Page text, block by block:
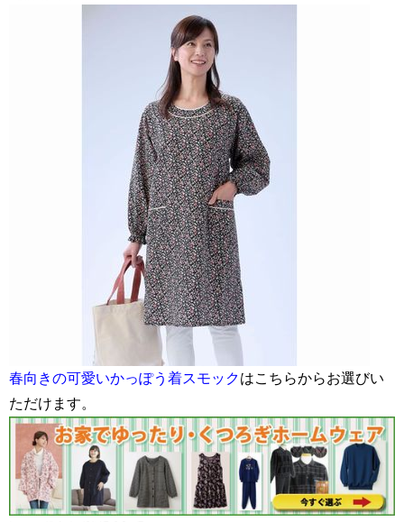
春向きの可愛いかっぽう着スモックはこちらからお選びい
ただけます。